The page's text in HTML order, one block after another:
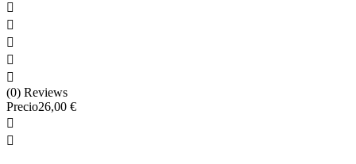





(0) Reviews
Precio26,00 €

